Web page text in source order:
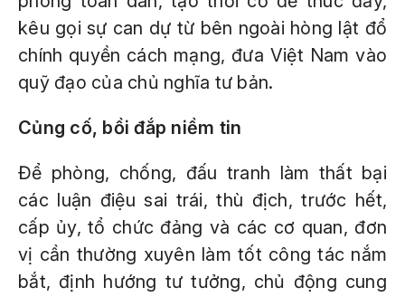
kêu gọi sự can dự từ bên ngoài hòng lật đổ
chính quyền cách mạng, đưa Việt Nam vào
quỹ đạo của chủ nghĩa tư bản.
Củng cố, bồi đắp niềm tin
Để phòng, chống, đấu tranh làm thất bại
các luận điệu sai trái, thù địch, trước hết,
cấp ủy, tổ chức đảng và các cơ quan, đơn
vị cần thường xuyên làm tốt công tác nắm
bắt, định hướng tư tưởng, chủ động cung